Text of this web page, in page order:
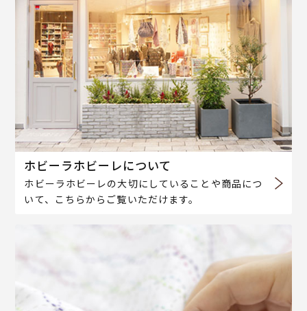
ホビーラホビーレについて
ホビーラホビーレの大切にしていることや商品につ
いて、こちらからご覧いただけます。